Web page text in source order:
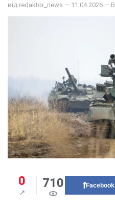
від redaktor_news — 11.04.2026 — В
0 710 Facebook